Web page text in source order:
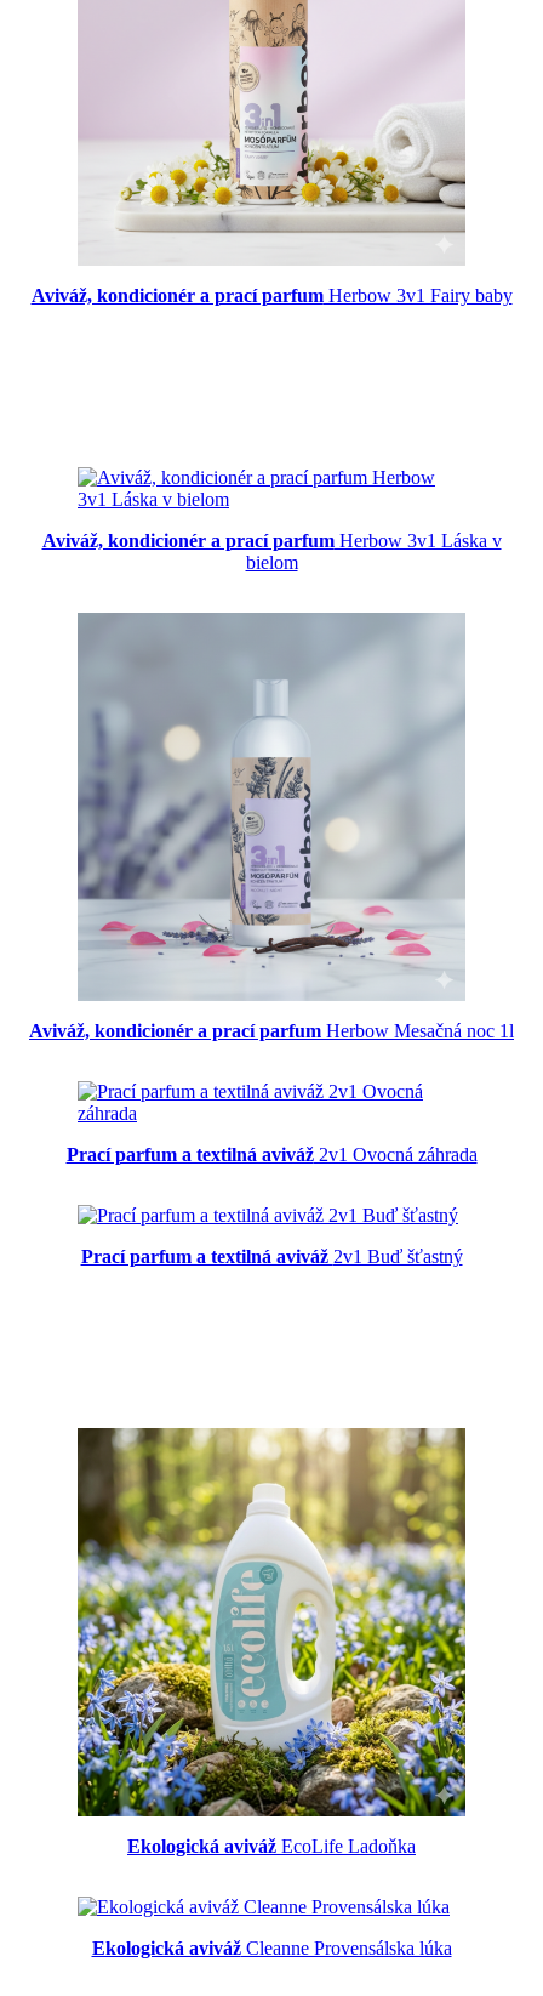
Aviváž, kondicionér a prací parfumHerbow 3v1 Fairy baby
Aviváž, kondicionér a prací parfumHerbow 3v1 Láska v
bielom
Aviváž, kondicionér a prací parfum Herbow Mesačná noc 1l
Prací parfum a textilná aviváž2v1 Ovocná záhrada
Prací parfum a textilná aviváž 2v1 Buď šťastný
Ekologická aviváž EcoLife Ladoňka
Ekologická avivážCleanne Provensálska lúka